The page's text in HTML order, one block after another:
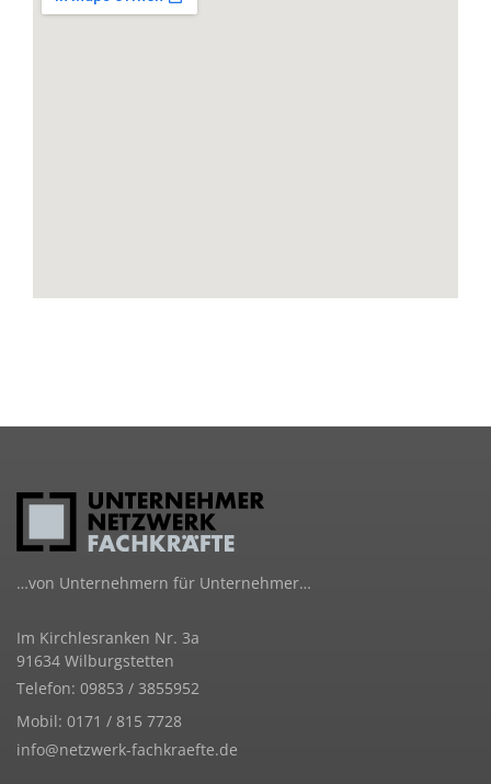
…von Unternehmern für Unternehmer…
Im Kirchlesranken Nr. 3a
91634 Wilburgstetten
Telefon: 09853 / 3855952
Mobil: 0171 / 815 7728
info@netzwerk-fachkraefte.de